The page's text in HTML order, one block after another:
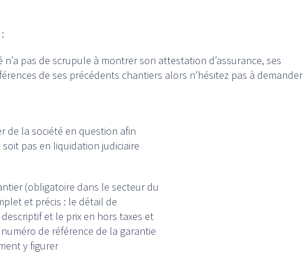
pas de scrupule à montrer son attestation d’assurance, ses
de ses précédents chantiers alors n’hésitez pas à demander
de la société en question afin
pas en liquidation judiciaire
(obligatoire dans le secteur du
et précis : le détail de
et le prix en hors taxes et
de référence de la garantie
y figurer